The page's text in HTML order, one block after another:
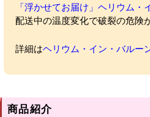
「浮かせてお届け」ヘリウム・
配送中の温度変化で破裂の危険
詳細はヘリウム・イン・バルー
商品紹介